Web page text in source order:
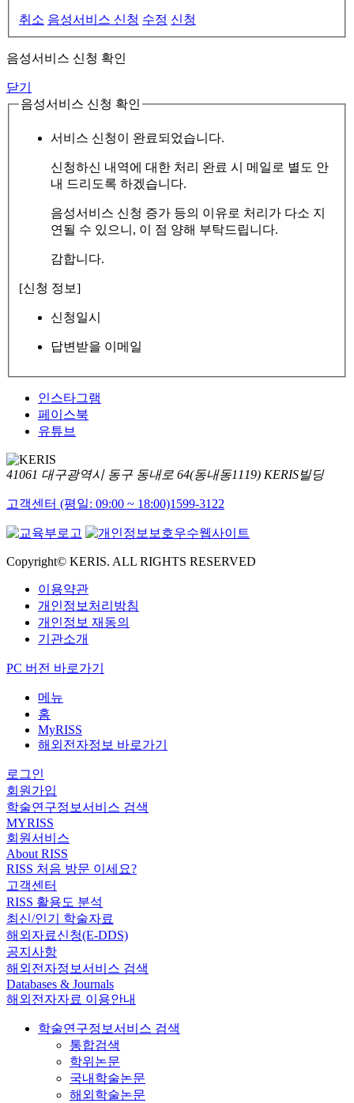
취소 음성서비스 신청 수정 신청
음성서비스 신청 확인
닫기
음성서비스 신청 확인
서비스 신청이 완료되었습니다.
신청하신 내역에 대한 처리 완료 시 메일로 별도 안
내 드리도록 하겠습니다.
음성서비스 신청 증가 등의 이유로 처리가 다소 지
연될 수 있으니, 이 점 양해 부탁드립니다.
감합니다.
[신청 정보]
신청일시
답변받을 이메일
인스타그램
페이스북
유튜브
41061 대구광역시 동구 동내로 64(동내동1119) KERIS빌딩
고객센터 (평일: 09:00 ~ 18:00)1599-3122
Copyright© KERIS. ALL RIGHTS RESERVED
이용약관
개인정보처리방침
개인정보 재동의
기관소개
PC 버전 바로가기
메뉴
홈
MyRISS
해외전자정보 바로가기
로그인
회원가입
학술연구정보서비스 검색
MYRISS
회원서비스
About RISS
RISS 처음 방문 이세요?
고객센터
RISS 활용도 분석
최신/인기 학술자료
해외자료신청(E-DDS)
공지사항
해외전자정보서비스 검색
Databases & Journals
해외전자자료 이용안내
학술연구정보서비스 검색
통합검색
학위논문
국내학술논문
해외학술논문